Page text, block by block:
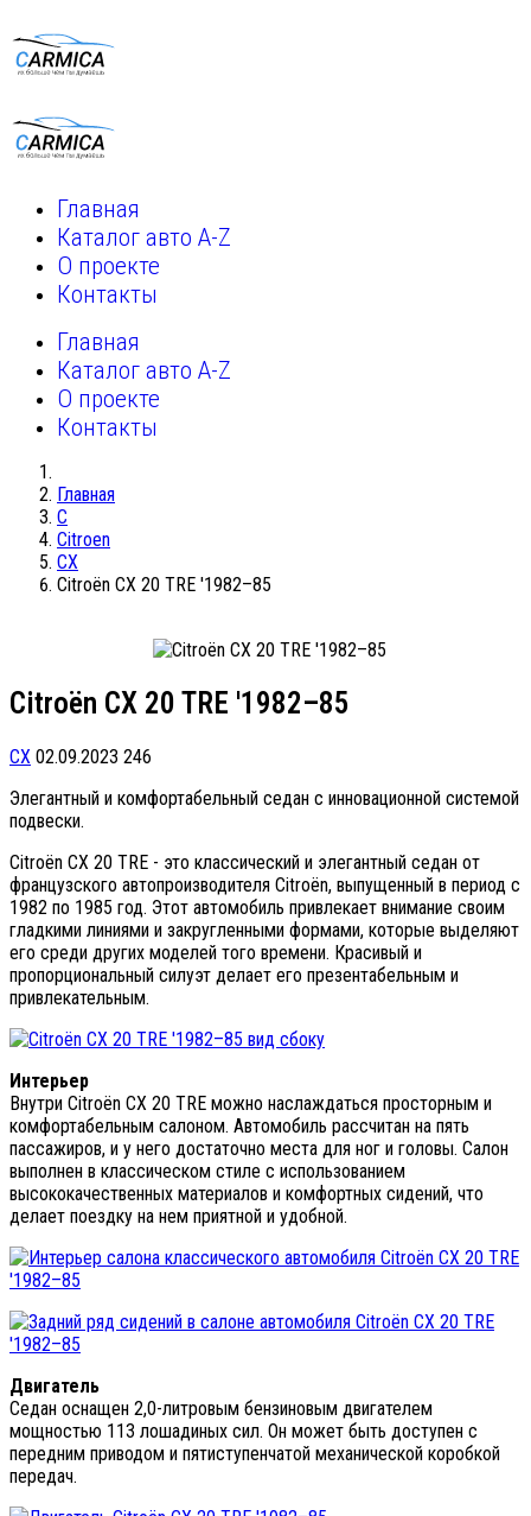
Главная
Каталог авто A-Z
О проекте
Контакты
Главная
Каталог авто A-Z
О проекте
Контакты
Главная
C
Citroen
CX
Citroën CX 20 TRE '1982–85
Citroën CX 20 TRE '1982–85
CX 02.09.2023 246
Элегантный и комфортабельный седан с инновационной системой
подвески.
Citroën CX 20 TRE - это классический и элегантный седан от
французского автопроизводителя Citroën, выпущенный в период с
1982 по 1985 год. Этот автомобиль привлекает внимание своим
гладкими линиями и закругленными формами, которые выделяют
его среди других моделей того времени. Красивый и
пропорциональный силуэт делает его презентабельным и
привлекательным.
Интерьер
Внутри Citroën CX 20 TRE можно наслаждаться просторным и
комфортабельным салоном. Автомобиль рассчитан на пять
пассажиров, и у него достаточно места для ног и головы. Салон
выполнен в классическом стиле с использованием
высококачественных материалов и комфортных сидений, что
делает поездку на нем приятной и удобной.
Двигатель
Седан оснащен 2,0-литровым бензиновым двигателем
мощностью 113 лошадиных сил. Он может быть доступен с
передним приводом и пятиступенчатой механической коробкой
передач.